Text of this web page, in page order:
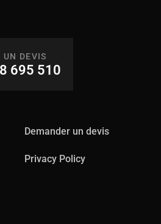
UN DEVIS
695 510
Demander un devis
Privacy Policy